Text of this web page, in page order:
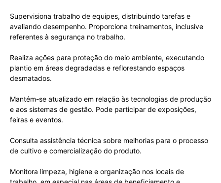
Supervisiona trabalho de equipes, distribuindo tarefas e
avaliando desempenho. Proporciona treinamentos, inclusive
referentes à segurança no trabalho.
Realiza ações para proteção do meio ambiente, executando
plantio em áreas degradadas e reflorestando espaços
desmatados.
Mantém-se atualizado em relação às tecnologias de produção
e aos sistemas de gestão. Pode participar de exposições,
feiras e eventos.
Consulta assistência técnica sobre melhorias para o processo
de cultivo e comercialização do produto.
Monitora limpeza, higiene e organização nos locais de